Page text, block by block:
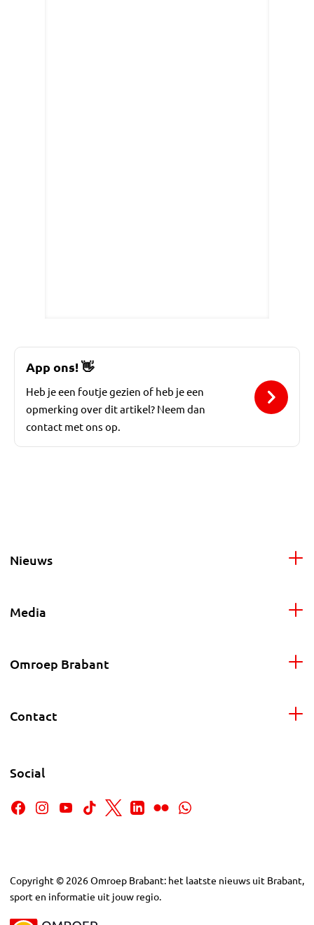
App ons!👋
Heb je een foutje gezien of heb je een
opmerking over dit artikel? Neem dan
contact met ons op.
Nieuws
Media
Omroep Brabant
Contact
Social
Copyright © 2026Omroep Brabant: het laatste nieuws uit Brabant,
sport en informatie uit jouw regio.